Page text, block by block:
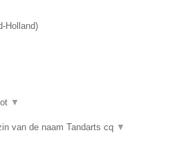
Holland)
▼
van de naam Tandarts cq ▼